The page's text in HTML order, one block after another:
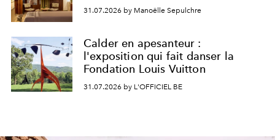
31.07.2026 by Manoëlle Sepulchre
Calder en apesanteur :
l'exposition qui fait danser la
Fondation Louis Vuitton
31.07.2026 by L'OFFICIEL BE